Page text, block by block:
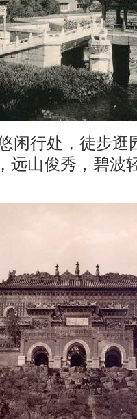
闲行处，徒步逛
远山俊秀，碧波